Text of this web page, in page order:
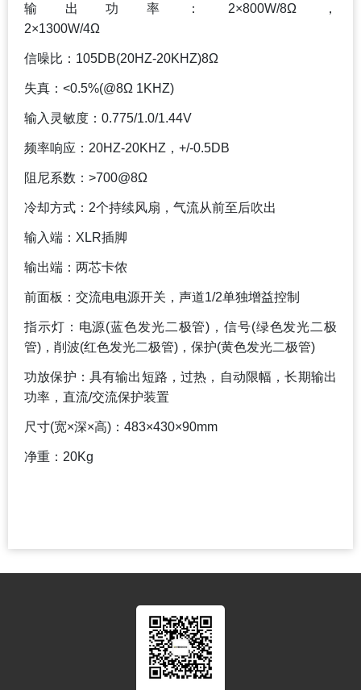
输出功率：2×800W/8Ω，
2×1300W/4Ω
信噪比：105DB(20HZ-20KHZ)8Ω
失真：<0.5%(@8Ω 1KHZ)
输入灵敏度：0.775/1.0/1.44V
频率响应：20HZ-20KHZ，+/-0.5DB
阻尼系数：>700@8Ω
冷却方式：2个持续风扇，气流从前至后吹出
输入端：XLR插脚
输出端：两芯卡侬
前面板：交流电电源开关，声道1/2单独增益控制
指示灯：电源(蓝色发光二极管)，信号(绿色发光二极
管)，削波(红色发光二极管)，保护(黄色发光二极管)
功放保护：具有输出短路，过热，自动限幅，长期输出
功率，直流/交流保护装置
尺寸(宽×深×高)：483×430×90mm
净重：20Kg